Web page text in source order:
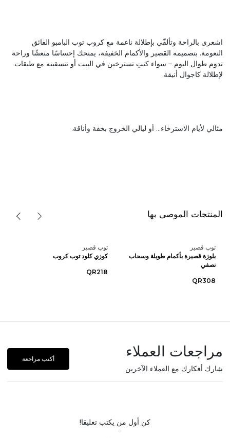
اشعري بالراحة وتألقّي بإطلالة ناعمة مع كروب توب البامبو الفائق
النعومة. بتصميمه القصير والأكمام الخفيفة، يمنحك إحساسًا منعشًا وراحة
تدوم طوال اليوم – سواء كنتِ تسترخين في البيت أو تنسقينه مع طبقات
لإطلالة كاجوال أنيقة.
مثالي لأيام الاسترخاء... أو ليالي الخروج بخفة وأناقة.
المنتجات الموصى بها
توب قصير
بلوزة قصيرة بأكمام طويلة وسحاب
نصفي
QR308
توب قصير
كوزي كلود توب كروب
QR218
مراجعات العملاء
شارك أفكارك مع العملاء الآخرين
أكتب مراجعة
كن أول من يكتب تعليقا!